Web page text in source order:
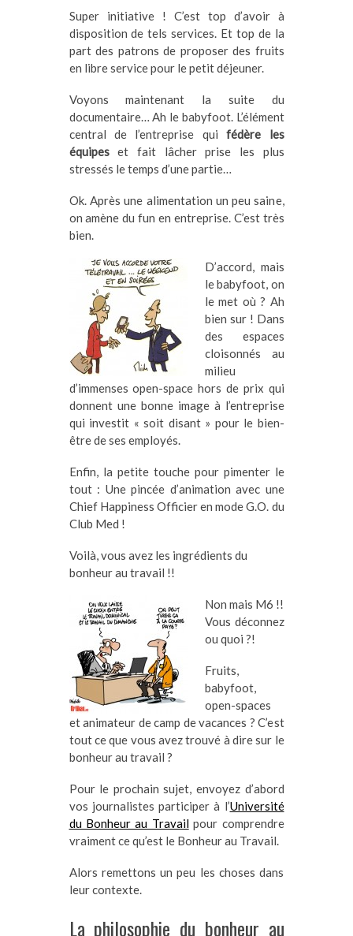
Super initiative ! C’est top d’avoir à
disposition de tels services. Et top de la
part des patrons de proposer des fruits
en libre service pour le petit déjeuner.
Voyons maintenant la suite du
documentaire… Ah le babyfoot. L’élément
central de l’entreprise quifédère les
équipeset fait lâcher prise les plus
stressés le temps d’une partie…
Ok. Après une alimentation un peu saine,
on amène du fun en entreprise. C’est très
bien.
D’accord, mais
le babyfoot, on
le met où ? Ah
bien sur ! Dans
des espaces
cloisonnés au
milieu
d’immenses open-space hors de prix qui
donnent une bonne image à l’entreprise
qui investit « soit disant » pour le bien-
être de ses employés.
Enfin, la petite touche pour pimenter le
tout : Une pincée d’animation avec une
Chief Happiness Officier en mode G.O. du
Club Med !
Voilà, vous avez les ingrédients du
bonheur au travail !!
Non mais M6 !!
Vous déconnez
ou quoi ?!
Fruits,
babyfoot,
open-spaces
et animateur de camp de vacances ? C’est
tout ce que vous avez trouvé à dire sur le
bonheur au travail ?
Pour le prochain sujet, envoyez d’abord
vos journalistes participer à l’Université
du Bonheur au Travailpour comprendre
vraiment ce qu’est le Bonheur au Travail.
Alors remettons un peu les choses dans
leur contexte.
La philosophie du bonheur au